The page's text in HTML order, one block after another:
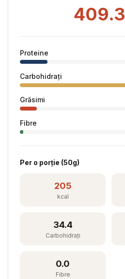
409.3
Proteine
Carbohidrați
Grăsimi
Fibre
Per o porție (50g)
205
kcal
34.4
Carbohidrați
0.0
Fibre